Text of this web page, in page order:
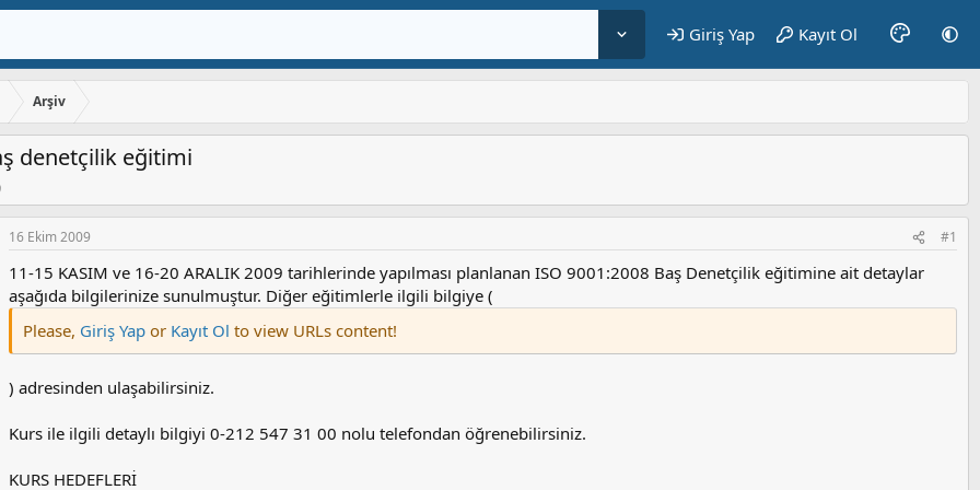
Giriş Yap Kayıt Ol
Arşiv
denetçilik eğitimi
16 Ekim 2009 #1
11-15 KASIM ve 16-20 ARALIK 2009 tarihlerinde yapılması planlanan ISO 9001:2008 Baş Denetçilik eğitimine ait detaylar
aşağıda bilgilerinize sunulmuştur. Diğer eğitimlerle ilgili bilgiye (
Please, Giriş Yap or Kayıt Ol to view URLs content!
) adresinden ulaşabilirsiniz.
Kurs ile ilgili detaylı bilgiyi 0-212 547 31 00 nolu telefondan öğrenebilirsiniz.
KURS HEDEFLERİ